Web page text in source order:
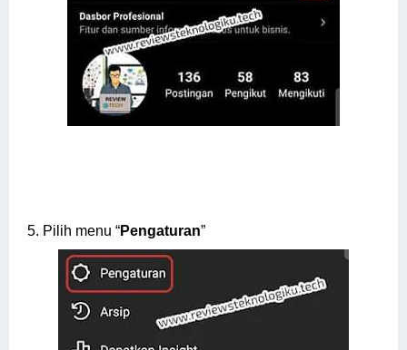
5. Pilih menu “Pengaturan”